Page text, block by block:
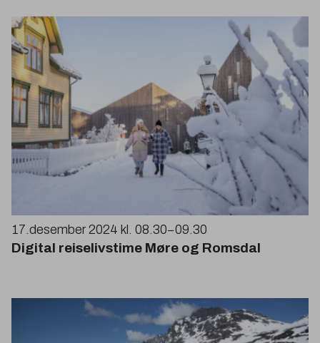
17 .desember 2024 kl. 08 30−09 30
Digital reiselivstime Møre og Romsdal